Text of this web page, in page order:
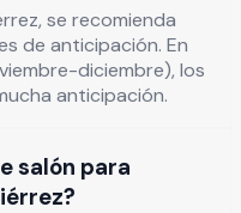
se recomienda
de anticipación. En
diciembre), los
anticipación.
salón para